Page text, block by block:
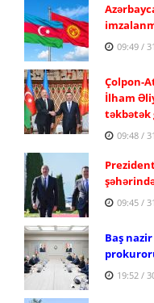
09:49 /
Çolpon-
İlham
təkbətək
09:48 /
09:45 /
Baş
19:52 /